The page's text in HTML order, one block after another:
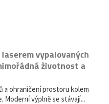
vypalovaných
životnost a
a ohraničení prostoru kolem
Moderní výplně se stávají...